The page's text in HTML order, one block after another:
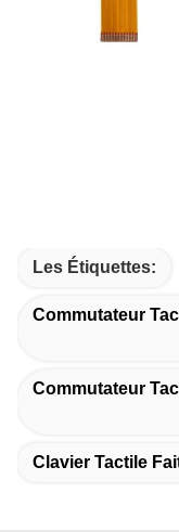
Les Étiquettes:
Commutateur
Commutateur
Clavier Tactile